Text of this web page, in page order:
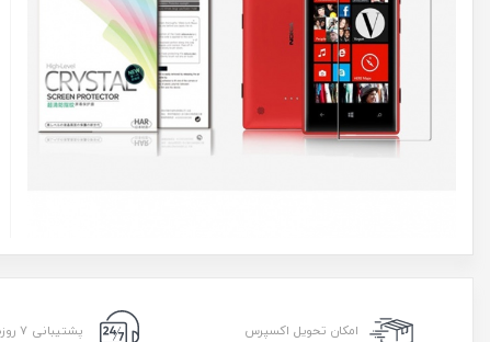
امکان تحویل اکسپرس پشتیبانی ۷ روزه ۲۴ ساعته